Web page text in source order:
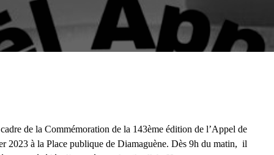
de la Commémoration de la 143ème édition de l’Appel de
2023 à la Place publique de Diamaguène. Dès 9h du matin, il